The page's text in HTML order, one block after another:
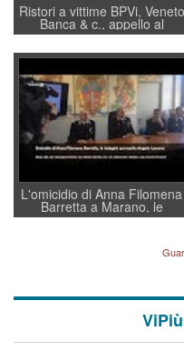
Ristori a vittime BPVi, Veneto
Banca & c., appello al
sottosegretario Alessio
Villarosa: per mettere ordine
convochi con Di Maio CNCU
a supporto della cabina di
regia al Mef
L'omicidio di Anna Filomena
Barretta a Marano, le
indagini dei carabinieri di
Lavarra: più avvincenti di
quelle di... Barbara D'Urso